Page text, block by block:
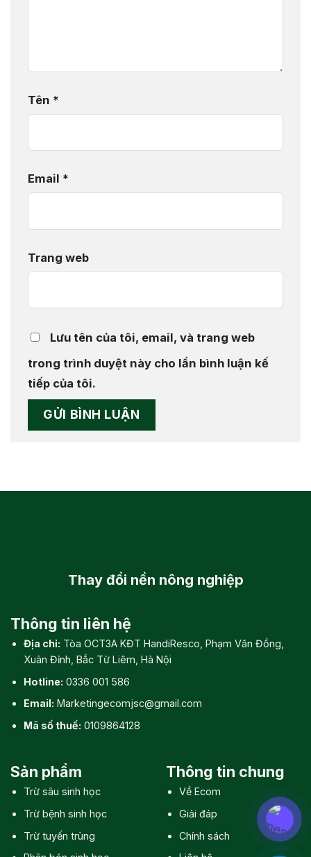
Tên *
Email *
Trang web
Lưu tên của tôi, email, và trang web
trong trình duyệt này cho lần bình luận kế
tiếp của tôi.
Thay đổi nền nông nghiệp
Thông tin liên hệ
Địa chỉ: Tòa OCT3A KĐT HandiResco, Phạm Văn Đồng,
Xuân Đỉnh, Bắc Từ Liêm, Hà Nội
Hotline: 0336 001 586
Email: Marketingecomjsc@gmail.com
Mã số thuế: 0109864128
Sản phẩm
Trừ sâu sinh học
Trừ bệnh sinh học
Trừ tuyến trùng
Thông tin chung
Về Ecom
Giải đáp
Chính sách